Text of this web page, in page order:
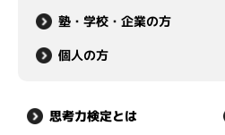
塾・学校・企業の方
個人の方
思考力検定とは